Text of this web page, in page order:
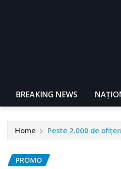
BREAKING NEWS
Home Peste 2.000 de
PROMO